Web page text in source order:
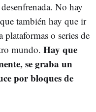
desenfrenada. No hay
también hay que ir
o series de
mundo. Hay que
se graba un
por bloques de